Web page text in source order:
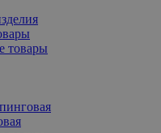
товары